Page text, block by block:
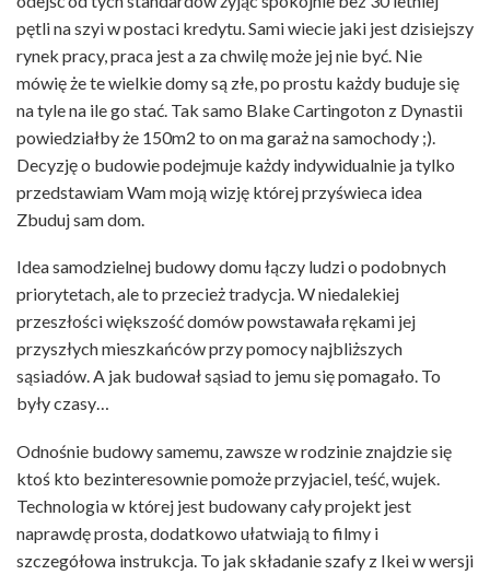
pętli na szyi w postaci kredytu. Sami wiecie jaki jest dzisiejszy
rynek pracy, praca jest a za chwilę może jej nie być. Nie
mówię że te wielkie domy są złe, po prostu każdy buduje się
na tyle na ile go stać. Tak samo Blake Cartingoton z Dynastii
powiedziałby że 150m2 to on ma garaż na samochody ;).
Decyzję o budowie podejmuje każdy indywidualnie ja tylko
przedstawiam Wam moją wizję której przyświeca idea
Zbuduj sam dom.
Idea samodzielnej budowy domu łączy ludzi o podobnych
priorytetach, ale to przecież tradycja. W niedalekiej
przeszłości większość domów powstawała rękami jej
przyszłych mieszkańców przy pomocy najbliższych
sąsiadów. A jak budował sąsiad to jemu się pomagało. To
były czasy…
Odnośnie budowy samemu, zawsze w rodzinie znajdzie się
ktoś kto bezinteresownie pomoże przyjaciel, teść, wujek.
Technologia w której jest budowany cały projekt jest
naprawdę prosta, dodatkowo ułatwiają to filmy i
szczegółowa instrukcja. To jak składanie szafy z Ikei w wersji